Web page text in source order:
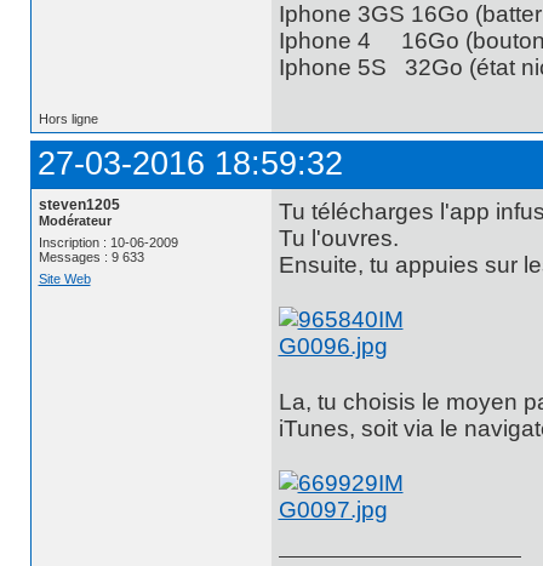
Iphone 3GS 16Go
Iphone 4 16Go
Iphone 5S 32Go (état
Hors ligne
27-03-2016 18:59:32
steven1205
Modérateur
Inscription : 10-06-2009
Messages : 9 633
Site Web
Tu télécharges l'app
Tu l'ouvres.
Ensuite, tu appuies sur
La, tu choisis le moyen
iTunes, soit via le